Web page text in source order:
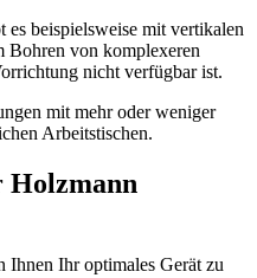
beispielsweise mit vertikalen
Bohren von komplexeren
nicht verfügbar ist.
mit mehr oder weniger
Arbeitstischen.
Holzmann
Ihnen Ihr optimales Gerät zu